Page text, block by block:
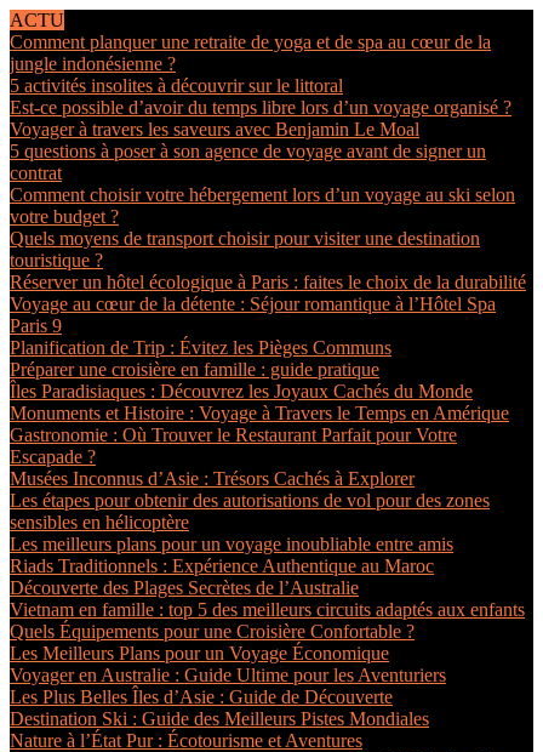
ACTU
Comment planquer une retraite de yoga et de spa au cœur de la
jungle indonésienne ?
5 activités insolites à découvrir sur le littoral
Est-ce possible d’avoir du temps libre lors d’un voyage organisé ?
Voyager à travers les saveurs avec Benjamin Le Moal
5 questions à poser à son agence de voyage avant de signer un
contrat
Comment choisir votre hébergement lors d’un voyage au ski selon
votre budget ?
Quels moyens de transport choisir pour visiter une destination
touristique ?
Réserver un hôtel écologique à Paris : faites le choix de la durabilité
Voyage au cœur de la détente : Séjour romantique à l’Hôtel Spa
Paris 9
Planification de Trip : Évitez les Pièges Communs
Préparer une croisière en famille : guide pratique
Îles Paradisiaques : Découvrez les Joyaux Cachés du Monde
Monuments et Histoire : Voyage à Travers le Temps en Amérique
Gastronomie : Où Trouver le Restaurant Parfait pour Votre
Escapade ?
Musées Inconnus d’Asie : Trésors Cachés à Explorer
Les étapes pour obtenir des autorisations de vol pour des zones
sensibles en hélicoptère
Les meilleurs plans pour un voyage inoubliable entre amis
Riads Traditionnels : Expérience Authentique au Maroc
Découverte des Plages Secrètes de l’Australie
Vietnam en famille : top 5 des meilleurs circuits adaptés aux enfants
Quels Équipements pour une Croisière Confortable ?
Les Meilleurs Plans pour un Voyage Économique
Voyager en Australie : Guide Ultime pour les Aventuriers
Les Plus Belles Îles d’Asie : Guide de Découverte
Destination Ski : Guide des Meilleurs Pistes Mondiales
Nature à l’État Pur : Écotourisme et Aventures